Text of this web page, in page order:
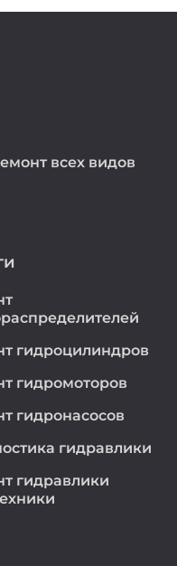
всех видов
гидроцилиндров
гидромоторов
гидронасосов
гидравлики
гидравлики